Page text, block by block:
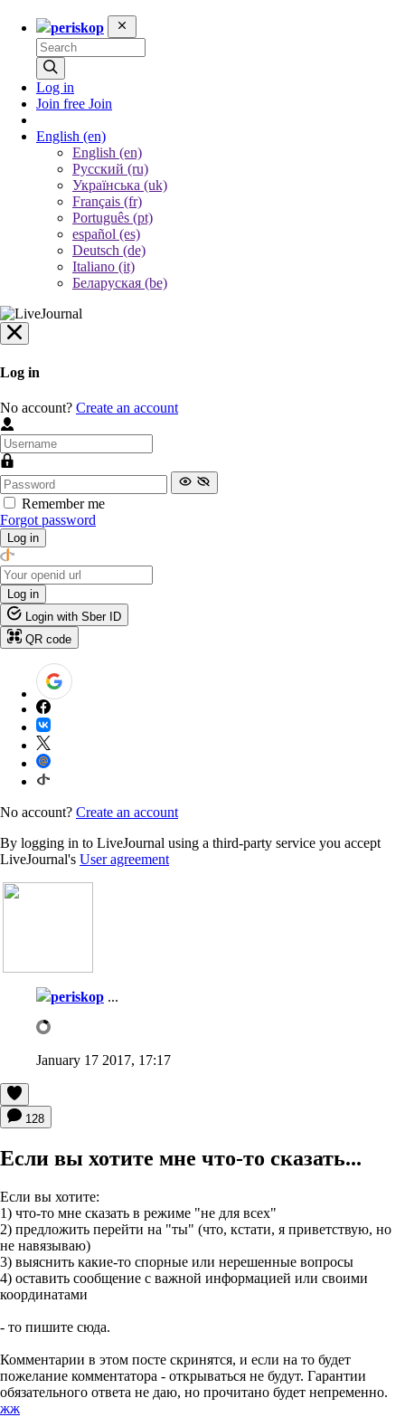
periskop
Log in
Join free Join
English (en)
English (en)
Русский (ru)
Українська (uk)
Français (fr)
Português (pt)
español (es)
Deutsch (de)
Italiano (it)
Беларуская (be)
Log in
No account? Create an account
Remember me
Forgot password
Log in
Log in
Login with Sber ID
QR code
No account? Create an account
By logging in to LiveJournal using a third-party service you accept
LiveJournal's User agreement
periskop ...
January 17 2017, 17:17
128
Если вы хотите мне что-то сказать...
Если вы хотите:
1) что-то мне сказать в режиме "не для всех"
2) предложить перейти на "ты" (что, кстати, я приветствую, но
не навязываю)
3) выяснить какие-то спорные или нерешенные вопросы
4) оставить сообщение с важной информацией или своими
координатами
- то пишите сюда.
Комментарии в этом посте скринятся, и если на то будет
пожелание комментатора - открываться не будут. Гарантии
обязательного ответа не даю, но прочитано будет непременно.
жж